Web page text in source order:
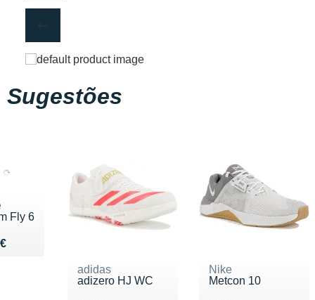
Sugestões
Fly 6
170 €
adidas
adizero HJ WC
Nike
Metcon 10